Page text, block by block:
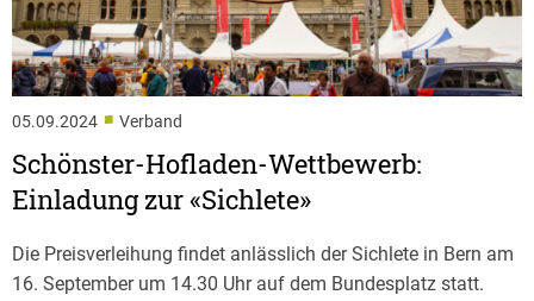
05.09.2024 ■ Verband
Schönster-Hofladen-Wettbewerb:
Einladung zur «Sichlete»
Die Preisverleihung findet anlässlich der Sichlete in Bern am
16. September um 14.30 Uhr auf dem Bundesplatz statt.